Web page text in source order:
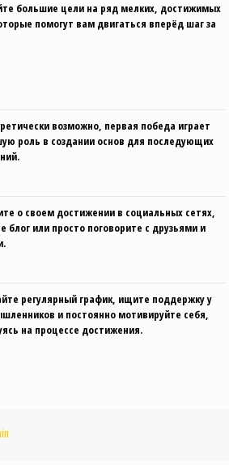
большие цели на ряд мелких, достижимых
помогут вам двигаться вперёд шаг за
возможно, первая победа играет
роль в создании основ для последующих
о своем достижении в социальных сетях,
блог или просто поговорите с друзьями и
регулярный график, ищите поддержку у
и постоянно мотивируйте себя,
на процессе достижения.